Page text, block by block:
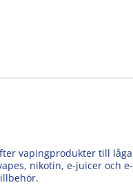
vapingprodukter till låga
nikotin, e-juicer och e-